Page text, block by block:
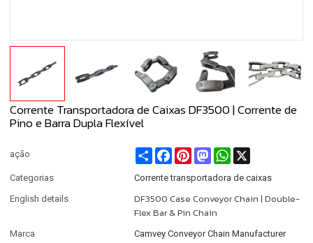
Corrente Transportadora de Caixas DF3500 | Corrente de
Pino e Barra Dupla Flexível
ação ShareFacebookPinterestMastodonWhatsApp
Categorias
Corrente transportadora de caixas
English details
DF3500 Case Conveyor Chain | Double-
Flex Bar & Pin Chain
Marca
Camvey Conveyor Chain Manufacturer